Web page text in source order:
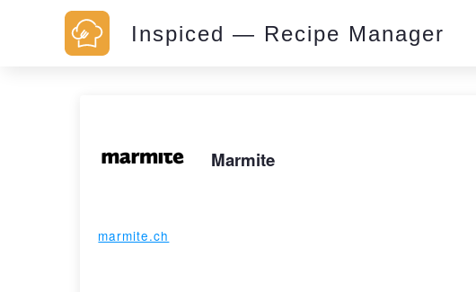
Inspiced — Recipe Manager
Marmite
marmite.ch